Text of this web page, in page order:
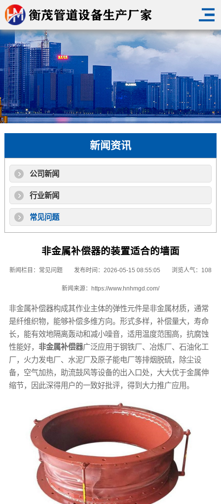
新闻资讯
公司新闻
行业新闻
常见问题
非金属补偿器的装置适合的墙面
新闻栏目： 常见问题 发布时间：2026-05-15 08:55:05 浏览人气：108
新闻来源： https://www.hnhmgd.com/
非金属补偿器构成其作业主体的弹性元件是非金属材质，通常
是纤维织物，能够补偿多维方向。形式多样，补偿量大，寿命
长，能有效地隔离轰动和减小噪音，适用温度范围高，抗腐蚀
性能好， 非金属补偿器广泛应用于钢铁厂、冶炼厂、石油化工
厂，火力发电厂、水泥厂及原子能电厂等排烟脱硫，除尘设
备，空气加热，助流鼓风等设备的出入口处，大大优于金属伸
缩节，因此深得用户的一致好批评，得到大力推广应用。